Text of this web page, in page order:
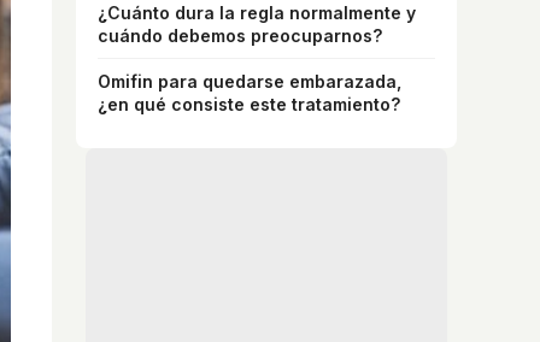
¿Cuánto dura la regla normalmente y
cuándo debemos preocuparnos?
Omifin para quedarse embarazada,
¿en qué consiste este tratamiento?